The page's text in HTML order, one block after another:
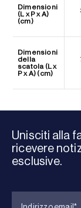
Dimensioni
(L x P x A)
(cm)
Dimensioni
della
scatola (L x
P x A) (cm)
Unisciti alla
ricevere
esclusive.